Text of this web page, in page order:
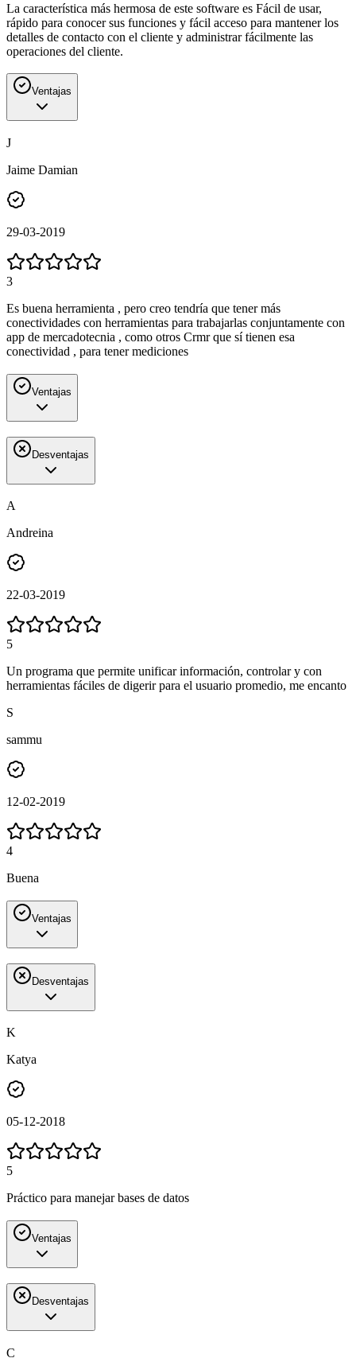
La característica más hermosa de este software es Fácil de usar,
rápido para conocer sus funciones y fácil acceso para mantener los
detalles de contacto con el cliente y administrar fácilmente las
operaciones del cliente.
Ventajas
J
Jaime Damian
29-03-2019
3
Es buena herramienta , pero creo tendría que tener más
conectividades con herramientas para trabajarlas conjuntamente con
app de mercadotecnia , como otros Crmr que sí tienen esa
conectividad , para tener mediciones
Ventajas
Desventajas
A
Andreina
22-03-2019
5
Un programa que permite unificar información, controlar y con
herramientas fáciles de digerir para el usuario promedio, me encanto
S
sammu
12-02-2019
4
Buena
Ventajas
Desventajas
K
Katya
05-12-2018
5
Práctico para manejar bases de datos
Ventajas
Desventajas
C